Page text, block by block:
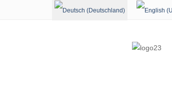
Sprache auswählen